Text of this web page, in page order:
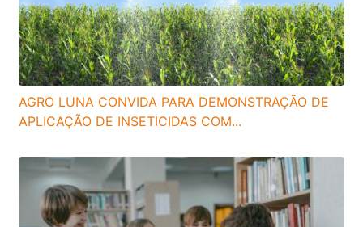
AGRO LUNA CONVIDA PARA DEMONSTRAÇÃO DE
APLICAÇÃO DE INSETICIDAS COM...